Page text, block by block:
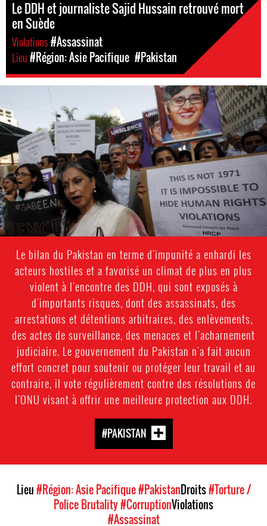
Le DDH et journaliste Sajid Hussain retrouvé mort
en Suède
Violations#Assassinat
Lieu#Région: Asie Pacifique #Pakistan
pakistan_page.jpg
Le bilan du Pakistan en terme d'impunité a enhardi les
acteurs hostiles et a favorisé un climat de plus en plus
violent à l'encontre des DDH, qui sont exposés à
d'importants risques, dont des assassinats, des
arrestations et détentions arbitraires, des enlèvements,
des actes de surveillance, des menaces et l'acharnement
judiciaire. Le gouvernement du Pakistan n'a fait aucun
effort concret pour soutenir ou protéger leur travail et au
contraire, il vote régulièrement contre des résolutions de
l'ONU visant à offrir une meilleure protection aux DDH.
#PAKISTAN
Lieu#Région: Asie Pacifique#PakistanDroits#Torture /
Police Brutality#CorruptionViolations
#Assassinat